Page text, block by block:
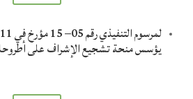
يؤسس منحة تشجيع الإشراف على